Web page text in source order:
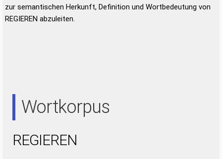
zur semantischen Herkunft, Definition und Wortbedeutung von
REGIEREN abzuleiten.
Wortkorpus
REGIEREN